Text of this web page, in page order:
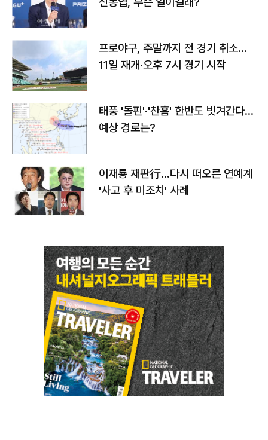
프로야구, 주말까지 전 경기 취소…
11일 재개·오후 7시 경기 시작
태풍 '돌핀'·'찬홈' 한반도 빗겨간다…
예상 경로는?
이재룡 재판行…다시 떠오른 연예계
'사고 후 미조치' 사례